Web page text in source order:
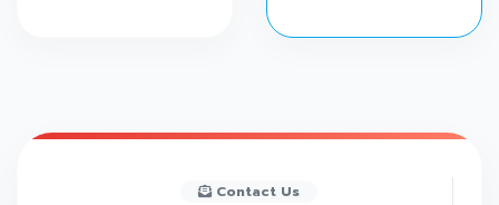
Contact Us